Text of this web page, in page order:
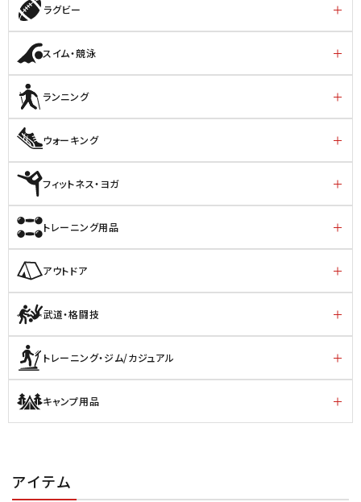
ラグビー
スイム・競泳
ランニング
ウォーキング
フィットネス・ヨガ
トレーニング用品
アウトドア
武道・格闘技
トレーニング・ジム/カジュアル
キャンプ用品
アイテム